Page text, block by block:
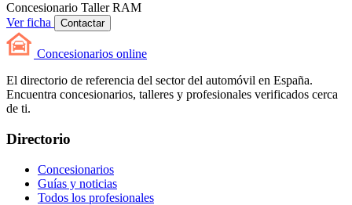
Concesionario Taller RAM
Ver ficha
Contactar
Concesionarios online
El directorio de referencia del sector del automóvil en España.
Encuentra concesionarios, talleres y profesionales verificados cerca
de ti.
Directorio
Concesionarios
Guías y noticias
Todos los profesionales